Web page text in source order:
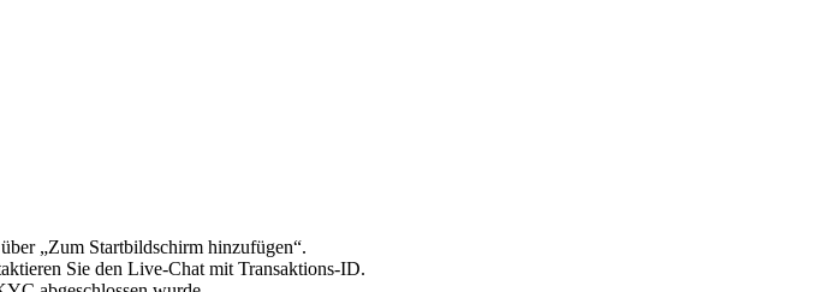
„Zum Startbildschirm hinzufügen“.
Sie den Live-Chat mit Transaktions-ID.